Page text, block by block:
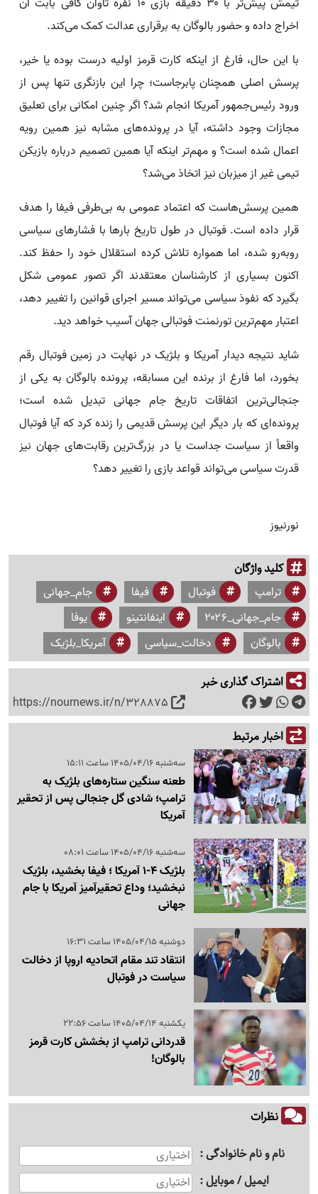
تیمش پیش‌تر با ۳۰ دقیقه بازی ۱۰ نفره تاوان کافی بابت آن
اخراج داده و حضور بالوگان به برقراری عدالت کمک می‌کند.
با این حال، فارغ از اینکه کارت قرمز اولیه درست بوده یا خیر،
پرسش اصلی همچنان پابرجاست؛ چرا این بازنگری تنها پس از
ورود رئیس‌جمهور آمریکا انجام شد؟ اگر چنین امکانی برای تعلیق
مجازات وجود داشته، آیا در پرونده‌های مشابه نیز همین رویه
اعمال شده است؟ و مهم‌تر اینکه آیا همین تصمیم درباره بازیکن
تیمی غیر از میزبان نیز اتخاذ می‌شد؟
همین پرسش‌هاست که اعتماد عمومی به بی‌طرفی فیفا را هدف
قرار داده است. فوتبال در طول تاریخ بارها با فشارهای سیاسی
روبه‌رو شده، اما همواره تلاش کرده استقلال خود را حفظ کند.
اکنون بسیاری از کارشناسان معتقدند اگر تصور عمومی شکل
بگیرد که نفوذ سیاسی می‌تواند مسیر اجرای قوانین را تغییر دهد،
اعتبار مهم‌ترین تورنمنت فوتبالی جهان آسیب خواهد دید.
شاید نتیجه دیدار آمریکا و بلژیک در نهایت در زمین فوتبال رقم
بخورد، اما فارغ از برنده این مسابقه، پرونده بالوگان به یکی از
جنجالی‌ترین اتفاقات تاریخ جام جهانی تبدیل شده است؛
پرونده‌ای که بار دیگر این پرسش قدیمی را زنده کرد که آیا فوتبال
واقعاً از سیاست جداست یا در بزرگ‌ترین رقابت‌های جهان نیز
قدرت سیاسی می‌تواند قواعد بازی را تغییر دهد؟
نورنیوز
کلید واژگان
ترامپ فوتبال فیفا
جام_جهانی
جام_جهانی_۲۰۲۶
اینفانتینو
یوفا
بالوگان
دخالت_سیاسی آمریکا_بلژیک
اشتراک گذاری خبر
https://nournews.ir/n/328875
اخبار مرتبط
سه‌شنبه 1405/04/16 ساعت 15:11
طعنه سنگین ستاره‌های بلژیک به
ترامپ؛ شادی گل جنجالی پس از تحقیر
آمریکا
سه‌شنبه 1405/04/16 ساعت 08:01
بلژیک 4-1 آمریکا ؛ فیفا بخشید، بلژیک
نبخشید؛ وداع تحقیرآمیز آمریکا با جام
جهانی
دوشنبه 1405/04/15 ساعت 16:31
انتقاد تند مقام اتحادیه اروپا از دخالت
سیاست در فوتبال
یکشنبه 1405/04/14 ساعت 22:56
قدردانی ترامپ از بخشش کارت قرمز
بالوگان!
نظرات
نام و نام خانوادگی
ایمیل / موبایل